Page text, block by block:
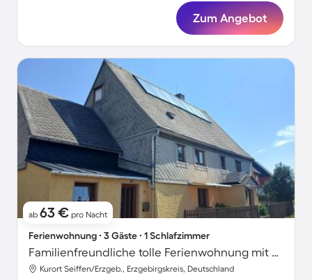
Zum Angebot
ab 63 € pro Nacht
Ferienwohnung ∙ 3 Gäste ∙ 1 Schlafzimmer
Familienfreundliche tolle Ferienwohnung mit Grill | Gartenblick | Ideal für Homeoffice | Haustiere erlaubt
Kurort Seiffen/Erzgeb., Erzgebirgskreis, Deutschland